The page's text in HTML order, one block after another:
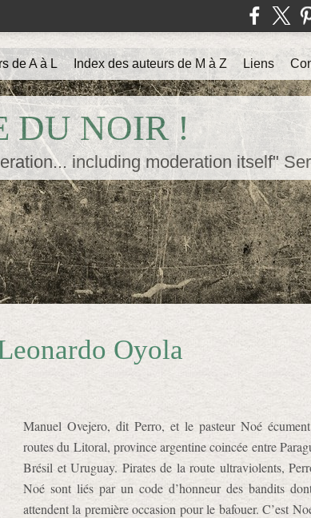
DU NOIR !
including moderation itself"
de A à L Index des auteurs de M à Z Liens
Oyola
Manuel Ovejero, dit Perro, et le pasteur Noé
routes du Litoral, province argentine coincée entre
Brésil et Uruguay. Pirates de la route ultraviolents,
Noé sont liés par un code d’honneur des bandits
attendent la première occasion pour le bafouer. C’est